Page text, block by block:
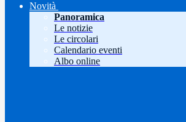
Novità
Panoramica
Le notizie
Le circolari
Calendario eventi
Albo online